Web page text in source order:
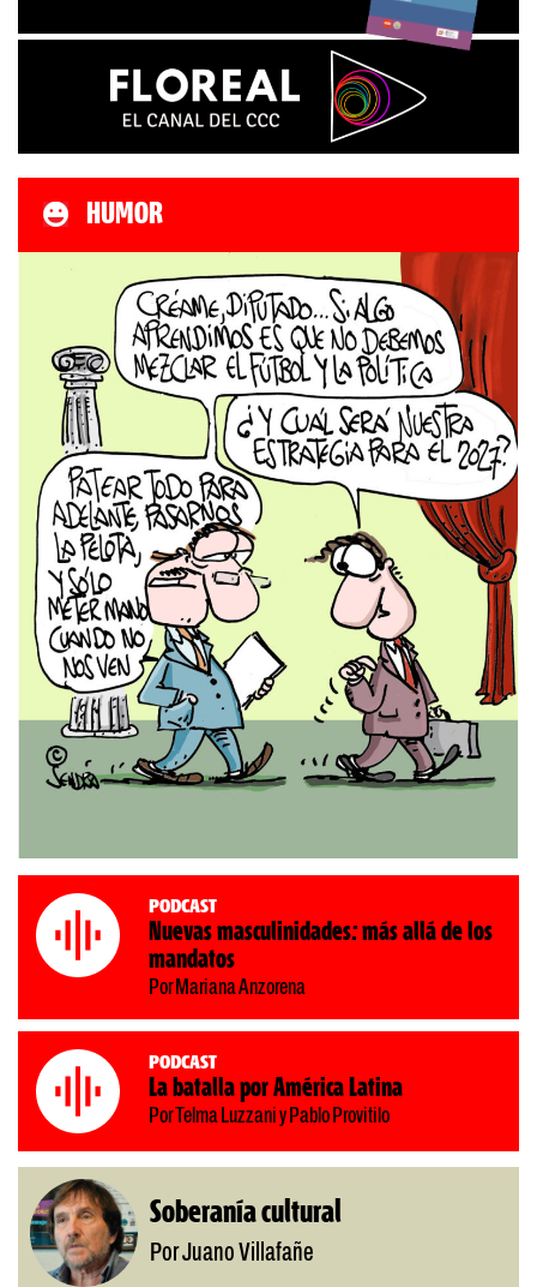
HUMOR
Podcast
Nuevas masculinidades: más allá de los
mandatos
Por Mariana Anzorena
Podcast
La batalla por América Latina
Por Telma Luzzani y Pablo Provitilo
Soberanía cultural
Por Juano Villafañe